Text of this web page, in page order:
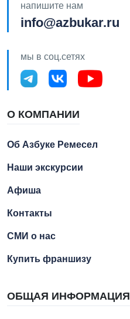
напишите нам
info@azbukar.ru
мы в соц.сетях
О КОМПАНИИ
Об Азбуке Ремесел
Наши экскурсии
Афиша
Контакты
СМИ о нас
Купить франшизу
ОБЩАЯ ИНФОРМАЦИЯ